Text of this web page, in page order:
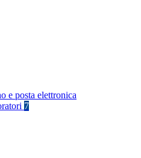
e posta elettronica
7